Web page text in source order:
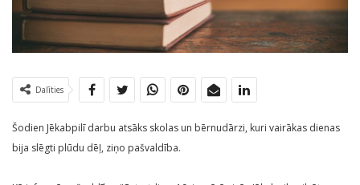
Dalīties
Šodien Jēkabpilī darbu atsāks skolas un bērnudārzi, kuri vairākas dienas
bija slēgti plūdu dēļ, ziņo pašvaldība.